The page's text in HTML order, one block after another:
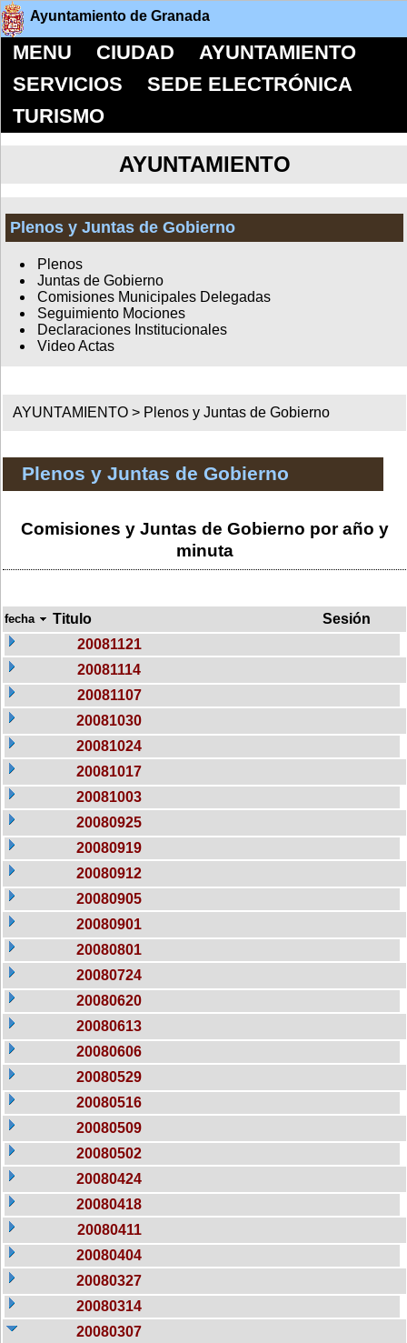
Ayuntamiento de Granada
MENU CIUDAD
AYUNTAMIENTO
SERVICIOS
SEDE ELECTRÓNICA
TURISMO
AYUNTAMIENTO
Plenos y Juntas de Gobierno
Plenos
Juntas de Gobierno
Comisiones Municipales Delegadas
Seguimiento Mociones
Declaraciones Institucionales
Video Actas
AYUNTAMIENTO > Plenos y Juntas de Gobierno
Plenos y Juntas de Gobierno
Comisiones y Juntas de Gobierno por año y
minuta
fecha Titulo
Sesión
20081121
20081114
20081107
20081030
20081024
20081017
20081003
20080925
20080919
20080912
20080905
20080901
20080801
20080724
20080620
20080613
20080606
20080529
20080516
20080509
20080502
20080424
20080418
20080411
20080404
20080327
20080314
20080307